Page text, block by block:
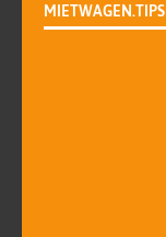
MIETWAGEN.TIPS